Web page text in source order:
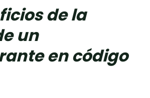
de la
un
en código